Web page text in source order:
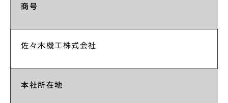
商号
佐々木機工株式会社
本社所在地